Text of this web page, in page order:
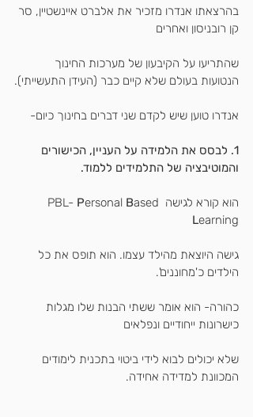
בהרצאתו אנדרו מזכיר את אלברט איינשטיין, סר
קן רובניסון ואחרים
שהתריעו על הקיבעון של מערכות החינוך
הנטועות בעולם שלא קיים כבר (העידן התעשייתי).
אנדרו טוען שיש לקדם שני דברים בחינוך כיום-
1. לבסס את הלמידה על העניין, הכישורים
והמוטיבציה של התלמידים ללמוד.
הוא קורא לגישה PBL- Personal Based
Learning
גישה היוצאת מהילד עצמו. הוא תופס את כל
הילדים כ'מחוננים'.
כהורה- הוא אומר ששתי הבנות שלו מגלות
כישרונות ייחודיים ונפלאים
שלא יכולים לבוא לידי ביטוי בתכנית לימודים
המכוונת למדידה אחידה.